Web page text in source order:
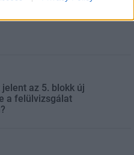
az 5. blokk új
a felülvizsgálat